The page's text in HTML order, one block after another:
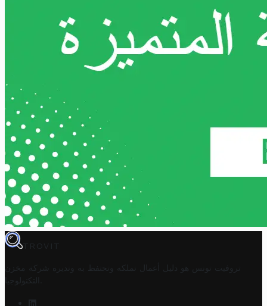
TROVIT
تروفيت تونس هو دليل أعمال تملكه وتحتفظ به وتديره
شركة مخزن
التكنولوجيا